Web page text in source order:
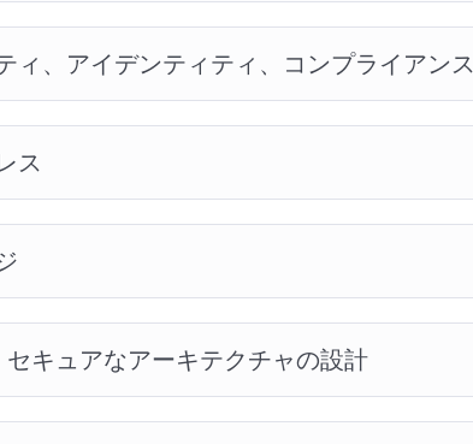
ィ、アイデンティティ、コンプライアンス
ス
セキュアなアーキテクチャの設計